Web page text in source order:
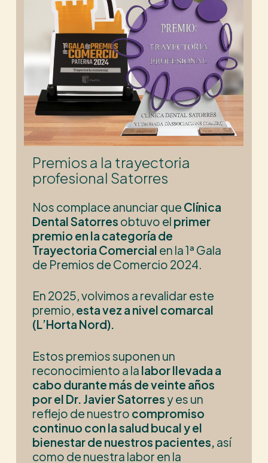
Premios a la trayectoria
profesional Satorres
Nos complace anunciar que Clínica
Dental Satorres obtuvo el primer
premio en la categoría de
Trayectoria Comercial en la 1ª Gala
de Premios de Comercio 2024.
En 2025, volvimos a revalidar este
premio, esta vez a nivel comarcal
(L’Horta Nord).
Estos premios suponen un
reconocimiento a la labor llevada a
cabo durante más de veinte años
por el Dr. Javier Satorres y es un
reflejo de nuestro compromiso
continuo con la salud bucal y el
bienestar de nuestros pacientes, así
como de nuestra labor en la